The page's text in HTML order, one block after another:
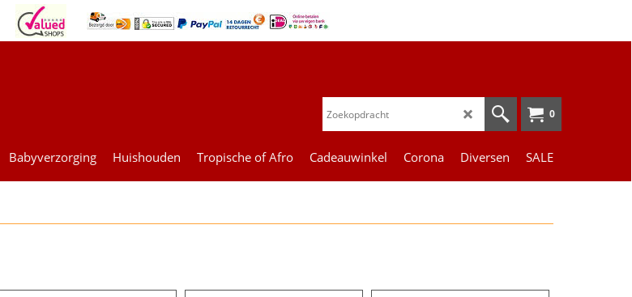
0
Babyverzorging Huishouden Tropische of Afro Cadeauwinkel Corona Diversen SALE